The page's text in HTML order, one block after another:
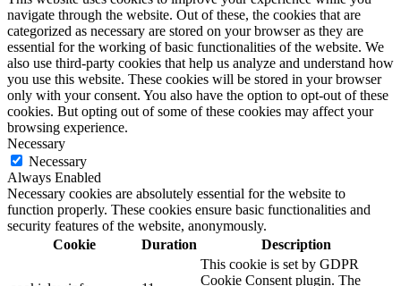
navigate through the website. Out of these, the cookies that are
categorized as necessary are stored on your browser as they are
essential for the working of basic functionalities of the website. We
also use third-party cookies that help us analyze and understand how
you use this website. These cookies will be stored in your browser
only with your consent. You also have the option to opt-out of these
cookies. But opting out of some of these cookies may affect your
browsing experience.
Necessary
Necessary
Always Enabled
Necessary cookies are absolutely essential for the website to
function properly. These cookies ensure basic functionalities and
security features of the website, anonymously.
Cookie
Duration Description
This cookie is set by GDPR
Cookie Consent plugin. The